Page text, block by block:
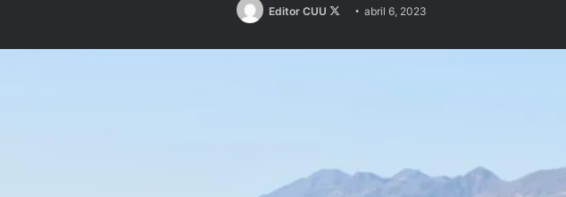
Editor CUU
Follow
X
abril 6, 2023